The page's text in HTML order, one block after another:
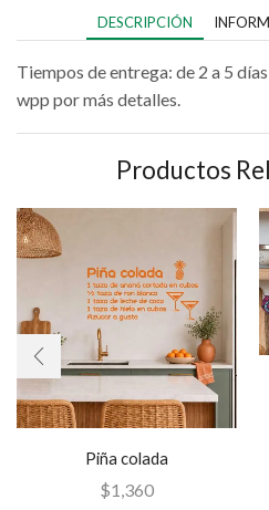
DESCRIPCIÓN
Tiempos de entrega: de 2 a 5
wpp por más detalles.
Productos
Piña colada
$1,360